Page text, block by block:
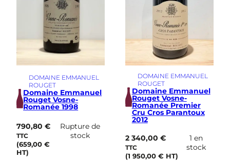
DOMAINE EMMANUEL
ROUGET
Domaine Emmanuel
Rouget Vosne-
Romanée 1998
790,80€
TTC
(659,00€
HT)
Rupture de
stock
DOMAINE EMMANUEL
ROUGET
Domaine Emmanuel
Rouget Vosne-
Romanée Premier
Cru Cros Parantoux
2012
2 340,00 €
TTC
(1 950,00 €HT)
1 en
stock